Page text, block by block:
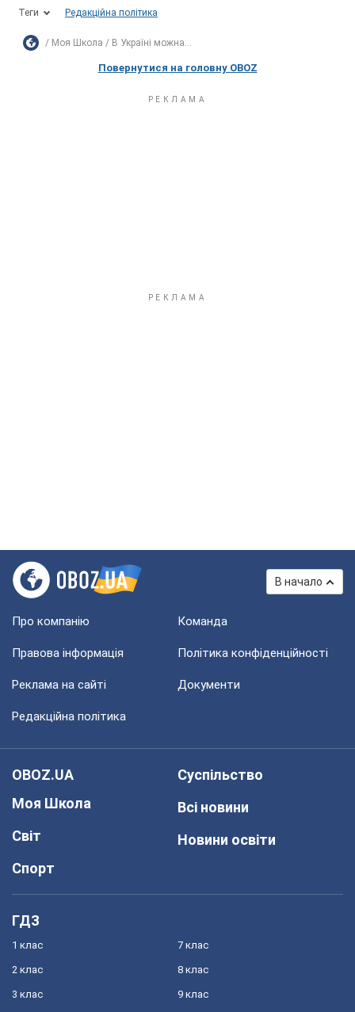
Теги Редакційна політика
Моя Школа В Україні можна...
Повернутися на головну OBOZ
В начало
Про компанію Команда
Правова інформація Політика конфіденційності
Реклама на сайті Документи
Редакційна політика
OBOZ.UA
Моя Школа
Світ
Спорт
Суспільство
Всі новини
Новини освіти
ГДЗ
1 клас
2 клас
3 клас
7 клас
8 клас
9 клас